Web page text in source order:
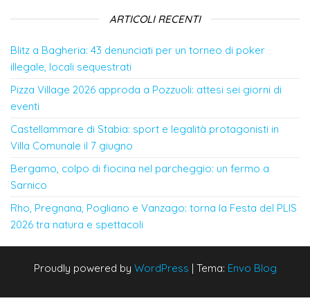
ARTICOLI RECENTI
Blitz a Bagheria: 43 denunciati per un torneo di poker
illegale, locali sequestrati
Pizza Village 2026 approda a Pozzuoli: attesi sei giorni di
eventi
Castellammare di Stabia: sport e legalità protagonisti in
Villa Comunale il 7 giugno
Bergamo, colpo di fiocina nel parcheggio: un fermo a
Sarnico
Rho, Pregnana, Pogliano e Vanzago: torna la Festa del PLIS
2026 tra natura e spettacoli
Proudly powered by WordPress | Tema: Envo Blog